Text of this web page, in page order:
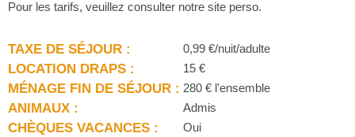
Pour les tarifs, veuillez consulter notre site perso.
TAXE DE SÉJOUR : 0,99 €/nuit/adulte
LOCATION DRAPS : 15 €
MÉNAGE FIN DE SÉJOUR : 280 € l'ensemble
ANIMAUX : Admis
CHÈQUES VACANCES : Oui